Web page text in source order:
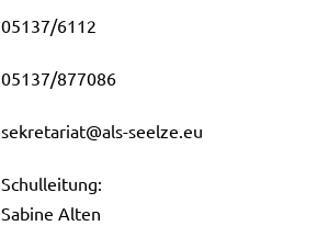
05137/6112
05137/877086
sekretariat@als-seelze.eu
Schulleitung:
Sabine Alten